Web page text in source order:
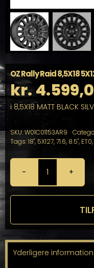
OZ Rally Raid 8,5X18
kr.
i 8,5X18 MATT BLACK
SKU:W01C01153AR9
Tags:18", 5X127,71.6, 8.5", ET0,
OZ
Rally
Raid
antal
Yderligere information